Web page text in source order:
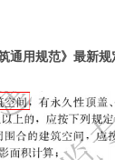
通用规范》最新规